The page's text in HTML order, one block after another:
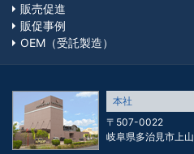
販売促進
販促事例
OEM（受託製造）
本社
〒507-0022
岐阜県多治見市上